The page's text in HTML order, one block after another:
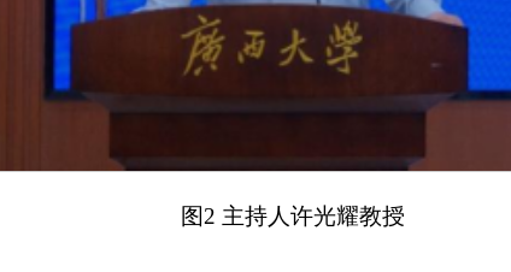
图2 主持人许光耀教授